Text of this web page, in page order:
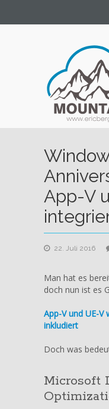
App-V
22. Juli 2016
Man hat es
doch nun ist es
App-V und UE-
inkludiert
Doch was
Microsoft